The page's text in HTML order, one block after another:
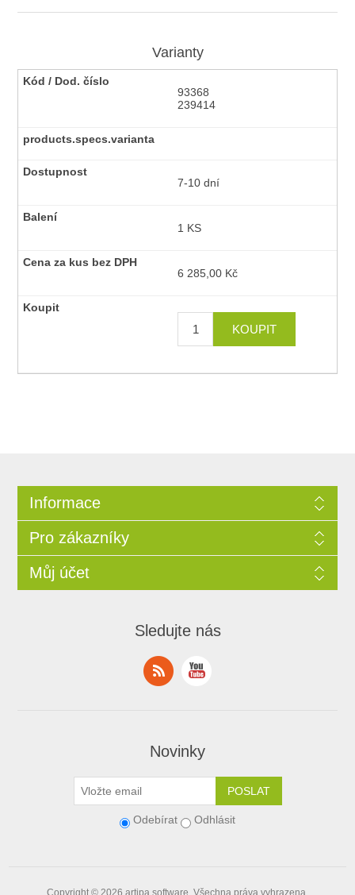
Varianty
93368
239414
7-10 dní
1 KS
6 285,00 Kč
Informace
Pro zákazníky
Můj účet
Sledujte nás
Novinky
Odebírat Odhlásit
Copyright © 2026 artipa.software . Všechna práva vyhrazena.